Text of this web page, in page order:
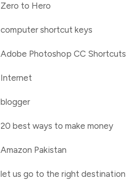
Zero to Hero
computer shortcut keys
Adobe Photoshop CC Shortcuts
Internet
blogger
20 best ways to make money
Amazon Pakistan
let us go to the right destination